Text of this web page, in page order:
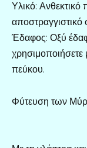
Υλικό: Ανθεκτικό
αποστραγγιστικό
Έδαφος: Οξύ
χρησιμοποιήσετε
πεύκου.
Φύτευση των